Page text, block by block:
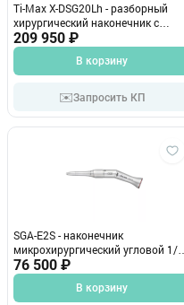
Ti-Max X-DSG20Lh - разборный
хирургический наконечник с
оптикой с шестигранной системой
зажима бора, 20:1. NSK
209 950 ₽
В корзину
✉️Запросить КП
SGA-E2S - наконечник
микрохирургический угловой 1/2
для хирургических боров (2,35
мм), кольцевой зажим бора. NSK
76 500 ₽
В корзину